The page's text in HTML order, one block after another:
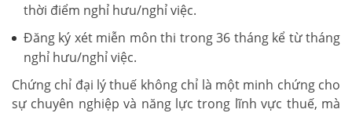
thời điểm nghỉ hưu/nghỉ việc.
Đăng ký xét miễn môn thi trong 36 tháng kể từ tháng
nghỉ hưu/nghỉ việc.
Chứng chỉ đại lý thuế không chỉ là một minh chứng cho
sự chuyên nghiệp và năng lực trong lĩnh vực thuế, mà